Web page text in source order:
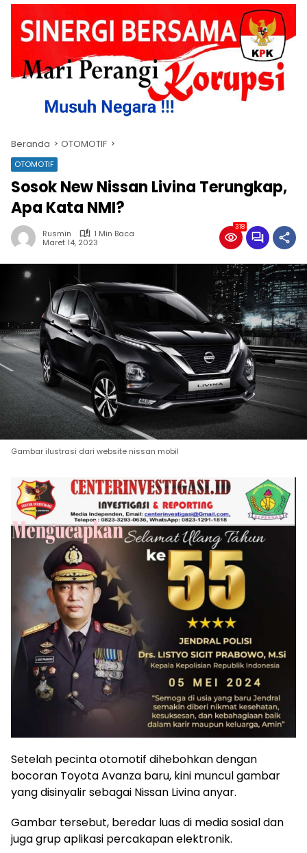
Beranda OTOMOTIF
OTOMOTIF
Sosok New Nissan Livina Terungkap,
Apa Kata NMI?
Rusmin
1 Min Baca
Maret 14, 2023
318
Gambar ilustrasi dari website nissan mobil
Setelah pecinta otomotif dihebohkan dengan
bocoran Toyota Avanza baru, kini muncul gambar
yang disinyalir sebagai Nissan Livina anyar.
Gambar tersebut, beredar luas di media sosial dan
juga grup aplikasi percakapan elektronik.